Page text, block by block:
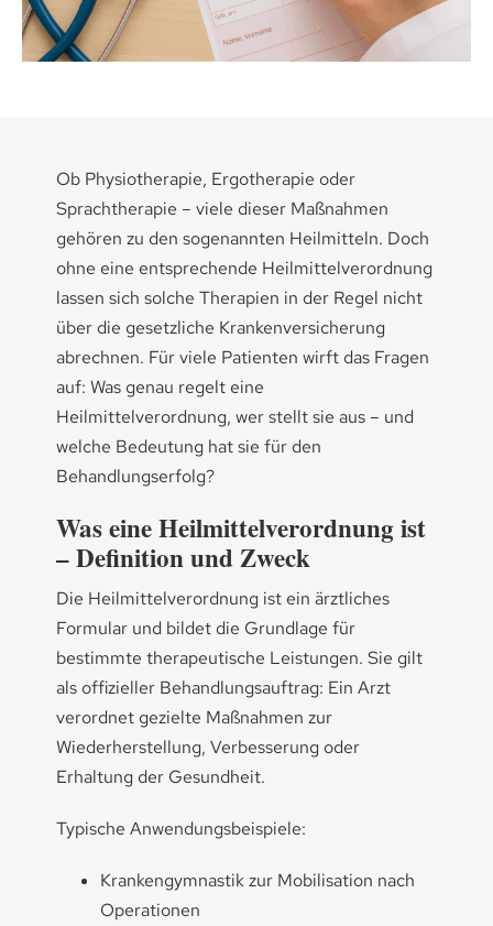
Ob Physiotherapie, Ergotherapie oder
Sprachtherapie – viele dieser Maßnahmen
gehören zu den sogenannten Heilmitteln. Doch
ohne eine entsprechende Heilmittelverordnung
lassen sich solche Therapien in der Regel nicht
über die gesetzliche Krankenversicherung
abrechnen. Für viele Patienten wirft das Fragen
auf: Was genau regelt eine
Heilmittelverordnung, wer stellt sie aus – und
welche Bedeutung hat sie für den
Behandlungserfolg?
Was eine Heilmittelverordnung ist
– Definition und Zweck
Die Heilmittelverordnung ist ein ärztliches
Formular und bildet die Grundlage für
bestimmte therapeutische Leistungen. Sie gilt
als offizieller Behandlungsauftrag: Ein Arzt
verordnet gezielte Maßnahmen zur
Wiederherstellung, Verbesserung oder
Erhaltung der Gesundheit.
Typische Anwendungsbeispiele:
Krankengymnastik zur Mobilisation nach
Operationen